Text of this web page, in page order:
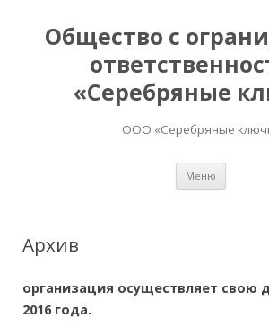
Общество с
«Серебряные
ООО «Серебряные
Меню
Архив
организация осуществляет свою
2016 года.